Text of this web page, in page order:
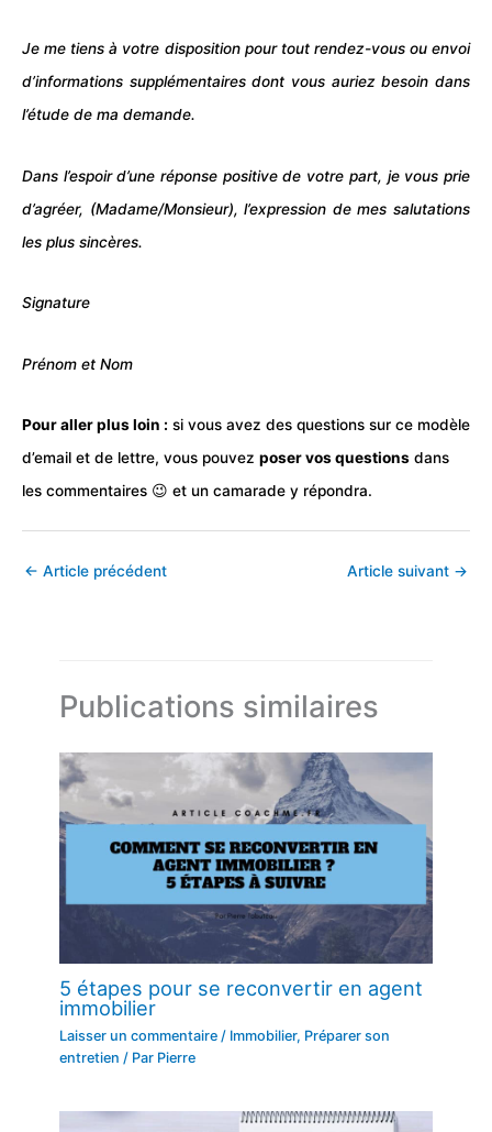
Je me tiens à votre disposition pour tout rendez-vous ou envoi
d’informations supplémentaires dont vous auriez besoin dans
l’étude de ma demande.
Dans l’espoir d’une réponse positive de votre part, je vous prie
d’agréer, (Madame/Monsieur), l’expression de mes salutations
les plus sincères.
Signature
Prénom et Nom
Pour aller plus loin : si vous avez des questions sur ce modèle
d’email et de lettre, vous pouvez poser vos questions dans
les commentaires 😉 et un camarade y répondra.
← Article précédent Article suivant →
Publications similaires
5 étapes pour se reconvertir en agent
immobilier
Laisser un commentaire / Immobilier, Préparer son
entretien / Par Pierre